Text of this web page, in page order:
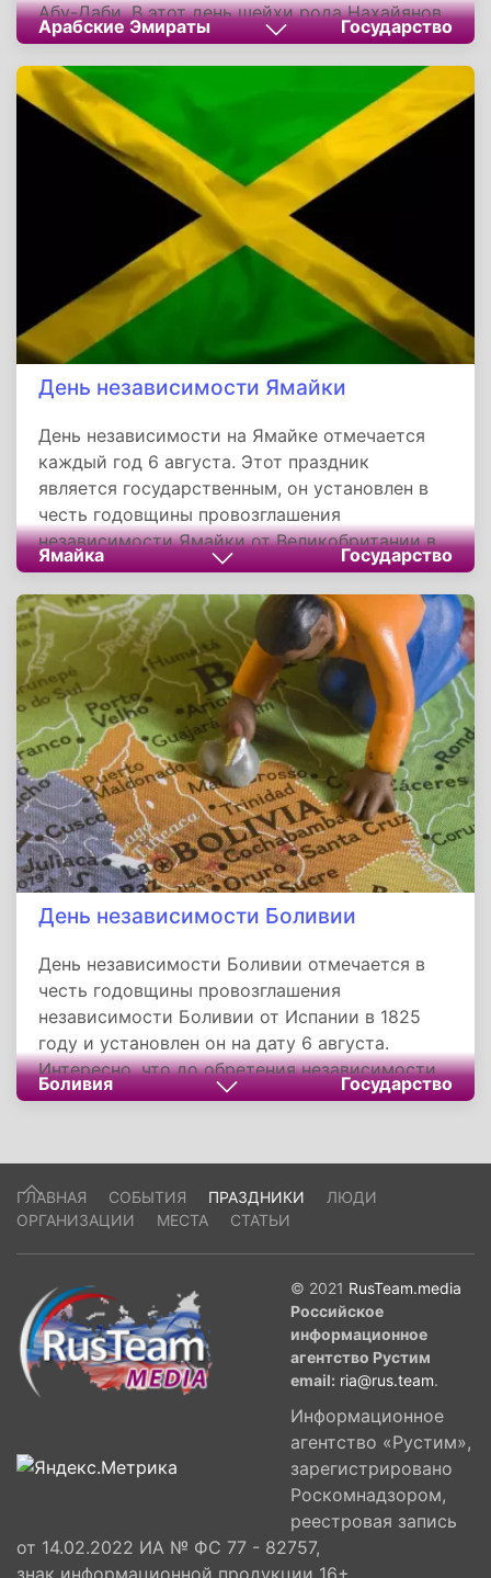
Абу-Даби. В этот день шейхи рода Нахайянов,
правящего на территории нынешнего эмирата
Абу-Даби более двух веков на семейном
совете решили сместить тогдашнего эмира
Шахбута и передать власть его младшему
брату шейху Заеду Аль Нахайяну.
Арабские Эмираты Государство
День независимости Ямайки
День независимости на Ямайке отмечается
каждый год 6 августа. Этот праздник
является государственным, он установлен в
честь годовщины провозглашения
независимости Ямайки от Великобритании в
1962 году. До этого Ямайка находилась в
составе Вест-Индской Карибской Федерации,
а еще раньше была настоящим пиратским
островом.
Ямайка Государство
День независимости Боливии
День независимости Боливии отмечается в
честь годовщины провозглашения
независимости Боливии от Испании в 1825
году и установлен он на дату 6 августа.
Интересно, что до обретения независимости
страна называлась не Боливией, а Верхним
Боливия Государство
ГЛАВНАЯ СОБЫТИЯ ПРАЗДНИКИ
ЛЮДИ
ОРГАНИЗАЦИИ
МЕСТА СТАТЬИ
© 2021 RusTeam.media
Российское
информационное
агентство Рустим
email: ria@rus.team.
Информационное
агентство «Рустим»,
зарегистрировано
Роскомнадзором,
реестровая запись
от 14.02.2022 ИА № ФС 77 - 82757,
знак информационной продукции 16+